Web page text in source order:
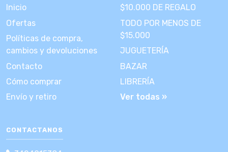
Inicio
Ofertas
Políticas de compra,
cambios y devoluciones
Contacto
Cómo comprar
Envío y retiro
$10.000 DE REGALO
TODO POR MENOS DE
$15.000
JUGUETERÍA
BAZAR
LIBRERÍA
Ver todas »
CONTACTANOS